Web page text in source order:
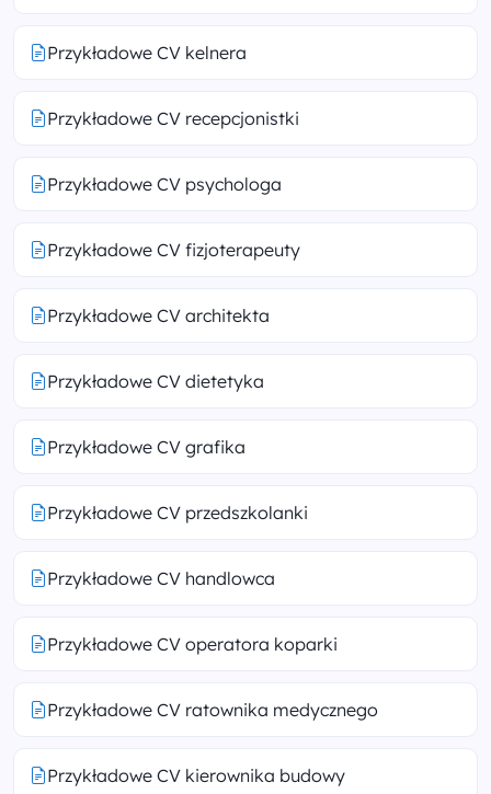
Przykładowe CV kelnera
Przykładowe CV recepcjonistki
Przykładowe CV psychologa
Przykładowe CV fizjoterapeuty
Przykładowe CV architekta
Przykładowe CV dietetyka
Przykładowe CV grafika
Przykładowe CV przedszkolanki
Przykładowe CV handlowca
Przykładowe CV operatora koparki
Przykładowe CV ratownika medycznego
Przykładowe CV kierownika budowy